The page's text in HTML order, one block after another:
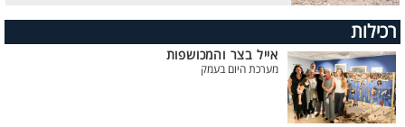
רכילות
אייל בצר והמכושפות
מערכת היום בעמק